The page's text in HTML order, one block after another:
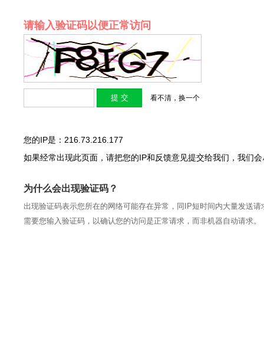
请输入验证码以便正常访问
看不清，换一个
您的IP是：216.73.216.177
如果经常出现此页面，请把您的IP和反馈意见提交给我们，我们
为什么会出现验证码？
出现验证码表示您所在的网络可能存在异常，同IP短时间内大量发送
需要您输入验证码，以确认您的访问是正常请求，而非机器自动请求。